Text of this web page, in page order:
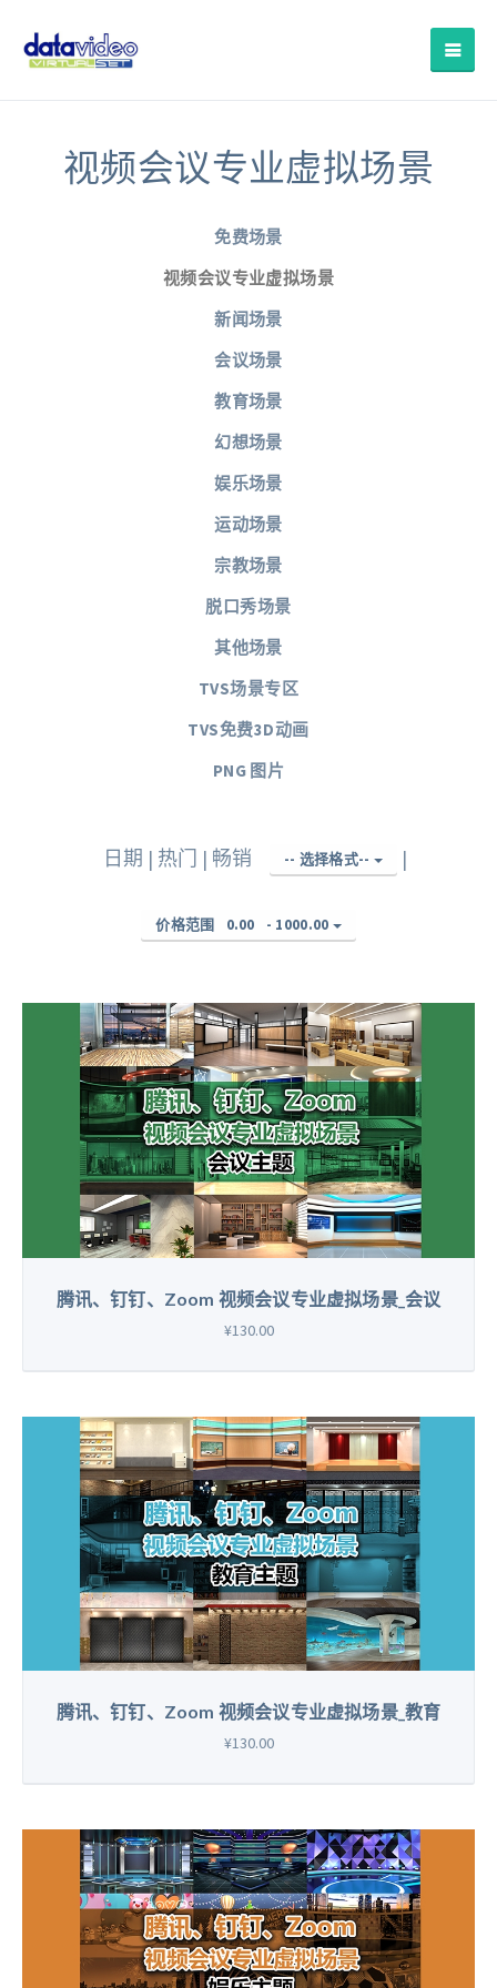
视频会议专业虚拟场景
免费场景
视频会议专业虚拟场景
新闻场景
会议场景
教育场景
幻想场景
娱乐场景
运动场景
宗教场景
脱口秀场景
其他场景
TVS场景专区
TVS免费3D动画
PNG 图片
日期 | 热门 | 畅销 -- 选择格式-- |
价格范围 0.00 - 1000.00
腾讯、钉钉、Zoom 视频会议专业虚拟场景_会议
¥130.00
腾讯、钉钉、Zoom 视频会议专业虚拟场景_教育
¥130.00